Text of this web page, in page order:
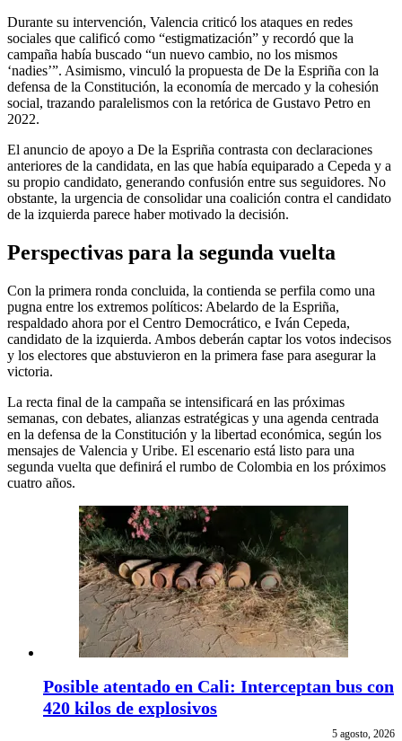
Durante su intervención, Valencia criticó los ataques en redes
sociales que calificó como “estigmatización” y recordó que la
campaña había buscado “un nuevo cambio, no los mismos
‘nadies’”. Asimismo, vinculó la propuesta de De la Espriña con la
defensa de la Constitución, la economía de mercado y la cohesión
social, trazando paralelismos con la retórica de Gustavo Petro en
2022.
El anuncio de apoyo a De la Espriña contrasta con declaraciones
anteriores de la candidata, en las que había equiparado a Cepeda y a
su propio candidato, generando confusión entre sus seguidores. No
obstante, la urgencia de consolidar una coalición contra el candidato
de la izquierda parece haber motivado la decisión.
Perspectivas para la segunda vuelta
Con la primera ronda concluida, la contienda se perfila como una
pugna entre los extremos políticos: Abelardo de la Espriña,
respaldado ahora por el Centro Democrático, e Iván Cepeda,
candidato de la izquierda. Ambos deberán captar los votos indecisos
y los electores que abstuvieron en la primera fase para asegurar la
victoria.
La recta final de la campaña se intensificará en las próximas
semanas, con debates, alianzas estratégicas y una agenda centrada
en la defensa de la Constitución y la libertad económica, según los
mensajes de Valencia y Uribe. El escenario está listo para una
segunda vuelta que definirá el rumbo de Colombia en los próximos
cuatro años.
Posible atentado en Cali: Interceptan bus con
420 kilos de explosivos
5 agosto, 2026